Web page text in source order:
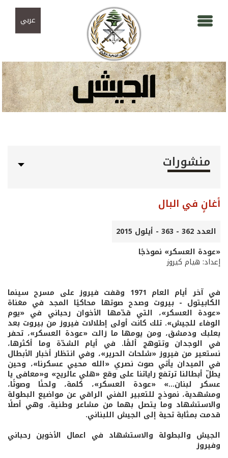
عربي
منشورات
أغانٍ في البال
العدد 362 - 363 - أيلول 2015
«عودة العسكر» نموذجًا
إعداد: هيام كيروز
في آخر أيام العام 1971 وقفت فيروز على مسرح سينما
الكابيتول - بيروت وصدح صوتها محاكيًا المجد في مغناة
«عودة العسكر»، التي قدّمها الأخوان رحباني في «يوم
الوفاء للجيش». تلك كانت أولى إطلالات فيروز من بيروت بعد
بعلبك ودمشق، ومن يومها ما زالت «عودة العسكر»، تحفر
في الوجدان وتتوهج ألقًا. في أيام الشدّة وما أكثرها،
نستعير من فيروز «شلحات الحرير»، وفي انتظار أخبار الأبطال
في الميدان يأتي صوت نصري «الله محيي عسكرنا»، وحين
يطلّ أبطالنا ترتفع راياتنا على وقع «هلي عالريح» و«معافى يا
عسكر لبنان...» «عودة العسكر»، كلمة، ولحنًا وصوتًا،
ومشهدية، نموذج للتعبير الفني الراقي عن مواضيع البطولة
والاستشهاد وما يتصل بهما من مشاعر وطنية، وهي أصلًا
قدمت بمثابة تحية إلى الجيش اللبناني.
الجيش والبطولة والاستشهاد في اعمال الأخوين رحباني
وفيروز